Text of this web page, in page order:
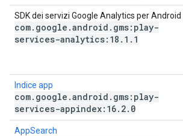
SDK dei servizi Google Analytics per Android
com. google .android . gms:play-
services-analytics:18 . 1 . 1
Indice app
com. google .android . gms:play-
services-appindex:16. 2. 0
AppSearch